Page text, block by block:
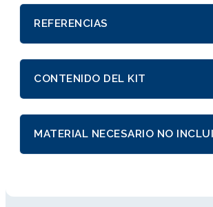
REFERENCIAS
CONTENIDO DEL KIT
MATERIAL NECESARIO NO